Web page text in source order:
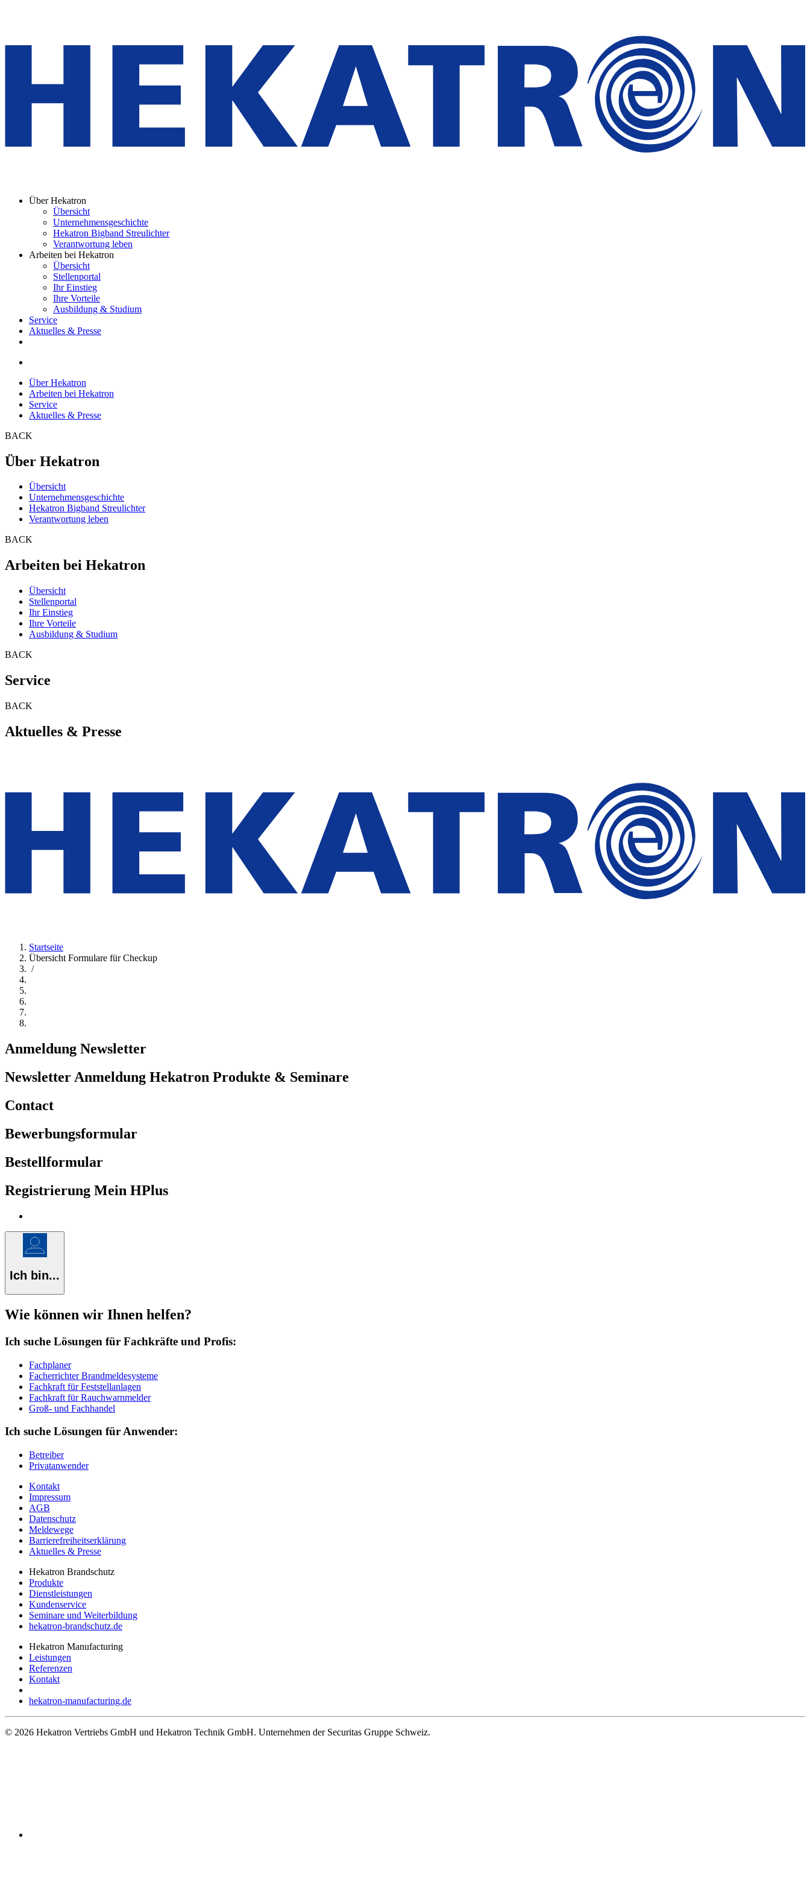
Über Hekatron
Übersicht
Unternehmensgeschichte
Hekatron Bigband Streulichter
Verantwortung leben
Arbeiten bei Hekatron
Übersicht
Stellenportal
Ihr Einstieg
Ihre Vorteile
Ausbildung & Studium
Service
Aktuelles & Presse
Über Hekatron
Arbeiten bei Hekatron
Service
Aktuelles & Presse
BACK
Über Hekatron
Übersicht
Unternehmensgeschichte
Hekatron Bigband Streulichter
Verantwortung leben
BACK
Arbeiten bei Hekatron
Übersicht
Stellenportal
Ihr Einstieg
Ihre Vorteile
Ausbildung & Studium
BACK
Service
BACK
Aktuelles & Presse
Startseite
Übersicht Formulare für Checkup
/
Anmeldung Newsletter
Newsletter Anmeldung Hekatron Produkte & Seminare
Contact
Bewerbungsformular
Bestellformular
Registrierung Mein HPlus
Ich bin...
Wie können wir Ihnen helfen?
Ich suche Lösungen für Fachkräfte und Profis:
Fachplaner
Facherrichter Brandmeldesysteme
Fachkraft für Feststellanlagen
Fachkraft für Rauchwarnmelder
Groß- und Fachhandel
Ich suche Lösungen für Anwender:
Betreiber
Privatanwender
Kontakt
Impressum
AGB
Datenschutz
Meldewege
Barrierefreiheitserklärung
Aktuelles & Presse
Hekatron Brandschutz
Produkte
Dienstleistungen
Kundenservice
Seminare und Weiterbildung
hekatron-brandschutz.de
Hekatron Manufacturing
Leistungen
Referenzen
Kontakt
hekatron-manufacturing.de
© 2026 Hekatron Vertriebs GmbH und Hekatron Technik GmbH. Unternehmen der Securitas Gruppe Schweiz.